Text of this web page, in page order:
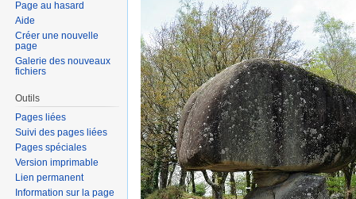
Page au hasard
Aide
Créer une nouvelle
page
Galerie des nouveaux
fichiers
Outils
Pages liées
Suivi des pages liées
Pages spéciales
Version imprimable
Lien permanent
Information sur la page